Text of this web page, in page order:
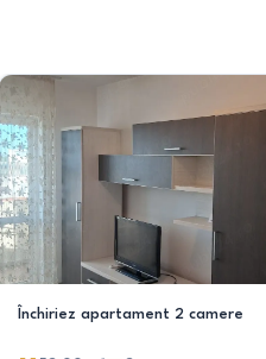
Închiriez apartament 2 camere